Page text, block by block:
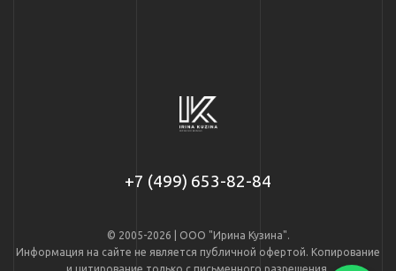
+7 (499) 653-82-84
© 2005-2026 | ООО "Ирина Кузина".
Информация на сайте не является публичной офертой. Копирование